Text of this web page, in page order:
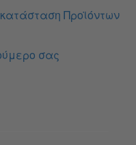
Προϊόντων
σας